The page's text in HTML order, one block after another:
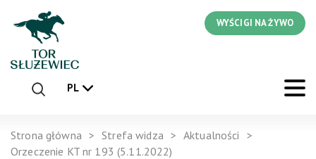
WYŚCIGI NA ŻYWO
PL
Strona główna Strefa widza
Aktualności
Orzeczenie KT nr 193 (5.11.2022)